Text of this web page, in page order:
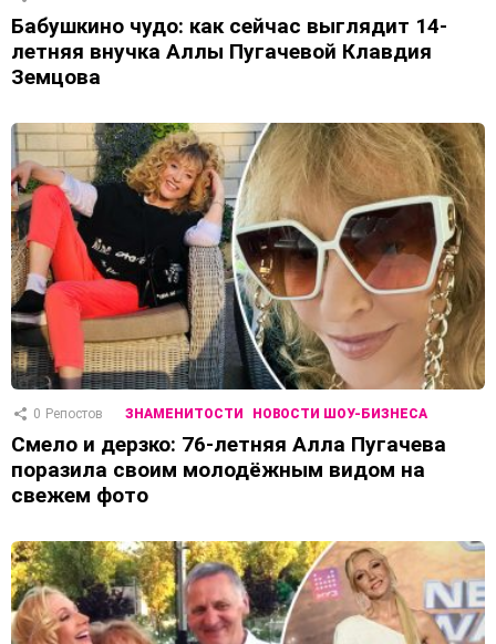
Бабушкино чудо: как сейчас выглядит 14-
летняя внучка Аллы Пугачевой Клавдия
Земцова
0 Репостов ЗНАМЕНИТОСТИ НОВОСТИ ШОУ-БИЗНЕСА
Смело и дерзко: 76-летняя Алла Пугачева
поразила своим молодёжным видом на
свежем фото